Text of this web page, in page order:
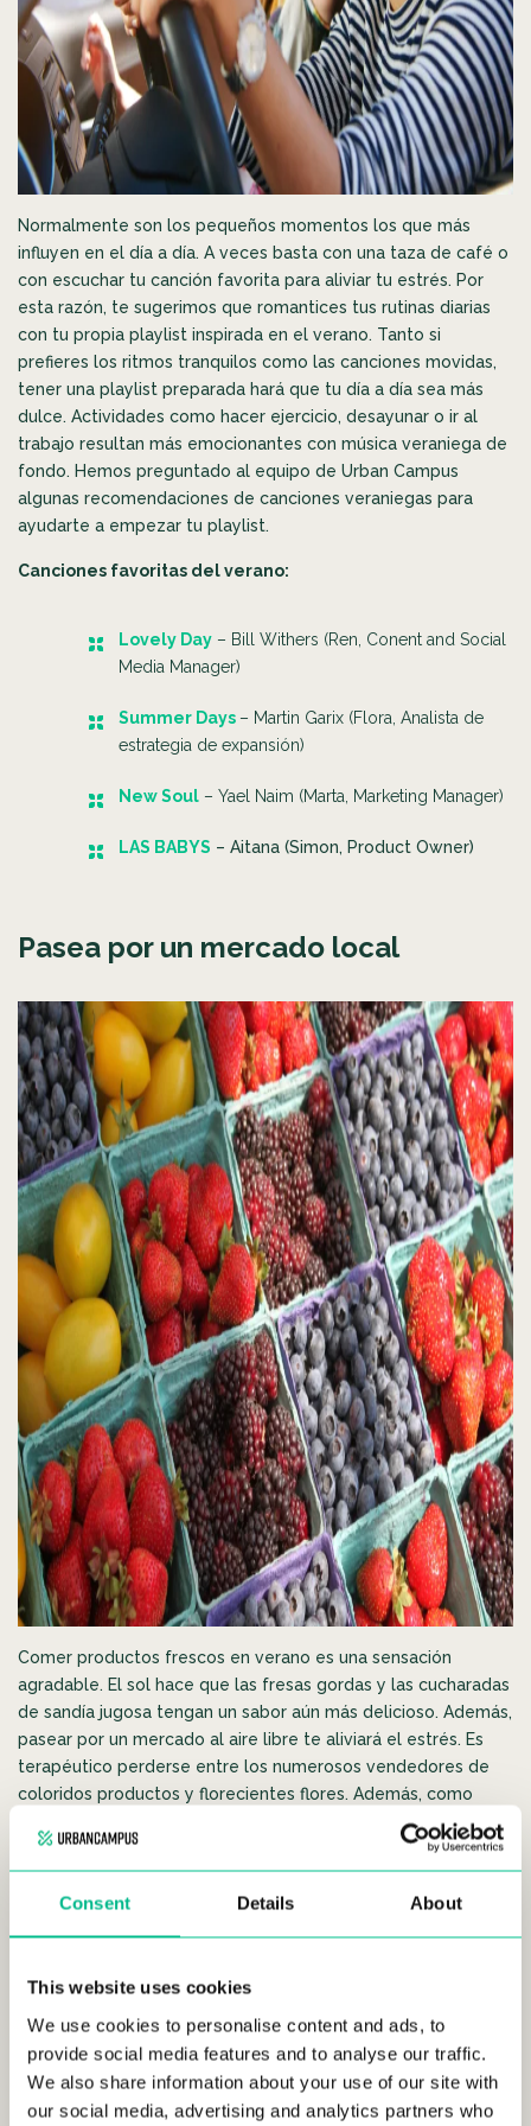
Consent Details About
This website uses cookies
We use cookies to personalise content and ads, to
provide social media features and to analyse our traffic.
We also share information about your use of our site with
our social media, advertising and analytics partners who
Normalmente son los pequeños momentos los que más
influyen en el día a día. A veces basta con una taza de café o
con escuchar tu canción favorita para aliviar tu estrés. Por
esta razón, te sugerimos que romantices tus rutinas diarias
con tu propia playlist inspirada en el verano. Tanto si
prefieres los ritmos tranquilos como las canciones movidas,
tener una playlist preparada hará que tu día a día sea más
dulce. Actividades como hacer ejercicio, desayunar o ir al
trabajo resultan más emocionantes con música veraniega de
fondo. Hemos preguntado al equipo de Urban Campus
algunas recomendaciones de canciones veraniegas para
ayudarte a empezar tu playlist.
Canciones favoritas del verano:
Lovely Day – Bill Withers (Ren, Conent and Social
Media Manager)
Summer Days – Martin Garix (Flora, Analista de
estrategia de expansión)
New Soul – Yael Naim (Marta, Marketing Manager)
LAS BABYS – Aitana (Simon, Product Owner)
Pasea por un mercado local
Comer productos frescos en verano es una sensación
agradable. El sol hace que las fresas gordas y las cucharadas
de sandía jugosa tengan un sabor aún más delicioso. Además,
pasear por un mercado al aire libre te aliviará el estrés. Es
terapéutico perderse entre los numerosos vendedores de
coloridos productos y florecientes flores. Además, como
muchas frutas prosperan en temporada estival, tendrá la
oportunidad de explorar distintos tipos de productos que no
están disponibles en otoño o invierno. No dejes de buscar
algo diferente que probar: ¡nunca se sabe qué nuevo
Valencia – Mercado Central
Madrid –Mercado San Antón,Mercado de la